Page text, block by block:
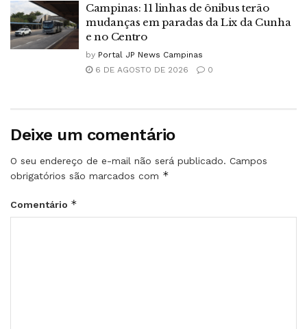
Campinas: 11 linhas de ônibus terão
mudanças em paradas da Lix da Cunha
e no Centro
by Portal JP News Campinas
6 DE AGOSTO DE 2026
0
Deixe um comentário
O seu endereço de e-mail não será publicado. Campos
obrigatórios são marcados com *
Comentário *